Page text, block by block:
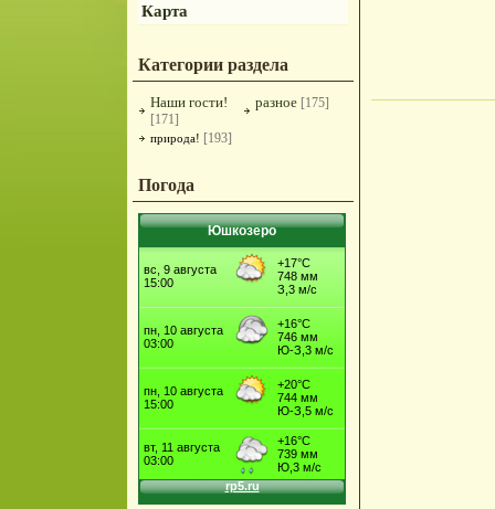
Карта
Категории раздела
Наши гости!
[171]
разное [175]
природа! [193]
Погода
Юшкозеро